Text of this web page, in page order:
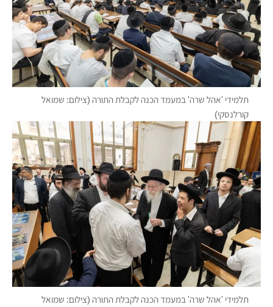
תלמידי 'אהל שרה' במעמד הכנה לקבלת התורה (צילום: שמואל
קורלנסקי)
תלמידי 'אהל שרה' במעמד הכנה לקבלת התורה (צילום: שמואל